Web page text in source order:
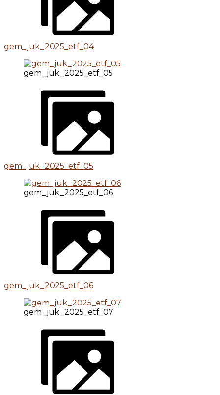
gem_juk_2025_etf_04
gem_juk_2025_etf_05
gem_juk_2025_etf_05
gem_juk_2025_etf_06
gem_juk_2025_etf_06
gem_juk_2025_etf_07